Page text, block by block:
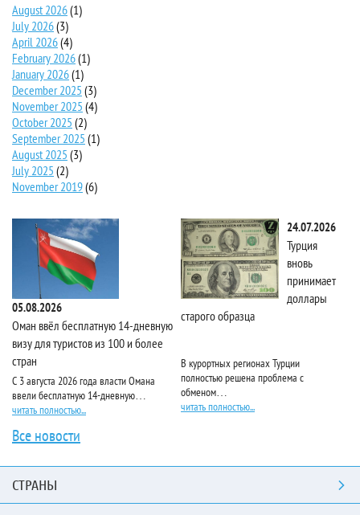
August 2026(1)
July 2026(3)
April 2026(4)
February 2026(1)
January 2026(1)
December 2025 (3)
November 2025 (4)
October 2025 (2)
September 2025 (1)
August 2025 (3)
July 2025 (2)
November 2019(6)
05.08.2026
Оман ввёл бесплатную 14-дневную
визу для туристов из 100 и более
стран
С 3 августа 2026 года власти Омана
ввели бесплатную 14-дневную…
читать полностью...
24.07.2026
Турция
вновь
принимает
доллары
старого образца
В курортных регионах Турции
полностью решена проблема с
обменом…
читать полностью...
Все новости
СТРАНЫ